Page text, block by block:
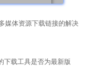
媒体资源下载链接的解决
下载工具是否为最新版